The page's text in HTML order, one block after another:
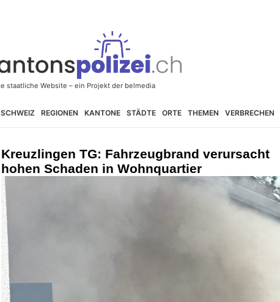
SCHWEIZ REGIONEN KANTONE STÄDTE ORTE THEMEN VERBRECHEN
Kreuzlingen TG: Fahrzeugbrand verursacht
hohen Schaden in Wohnquartier